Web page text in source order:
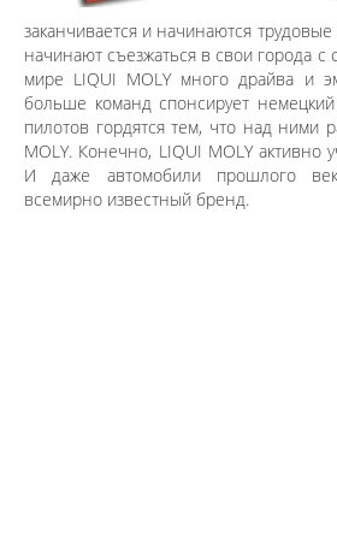
заканчивается и начинаются
начинают съезжаться в свои города
мире LIQUI MOLY много драйва и
больше команд спонсирует
пилотов гордятся тем, что над ними
MOLY. Конечно, LIQUI MOLY активно
И даже автомобили прошлого
всемирно известный бренд.